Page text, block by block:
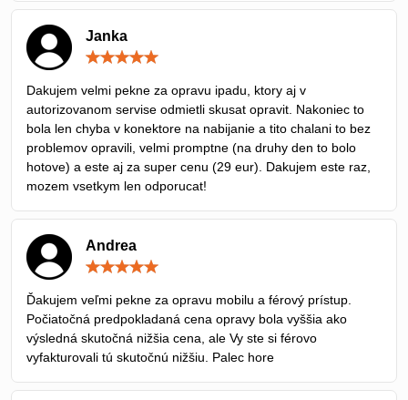
Janka
5
Dakujem velmi pekne za opravu ipadu, ktory aj v
autorizovanom servise odmietli skusat opravit. Nakoniec to
bola len chyba v konektore na nabijanie a tito chalani to bez
problemov opravili, velmi promptne (na druhy den to bolo
hotove) a este aj za super cenu (29 eur). Dakujem este raz,
mozem vsetkym len odporucat!
Andrea
5
Ďakujem veľmi pekne za opravu mobilu a férový prístup.
Počiatočná predpokladaná cena opravy bola vyššia ako
výsledná skutočná nižšia cena, ale Vy ste si férovo
vyfakturovali tú skutočnú nižšiu. Palec hore